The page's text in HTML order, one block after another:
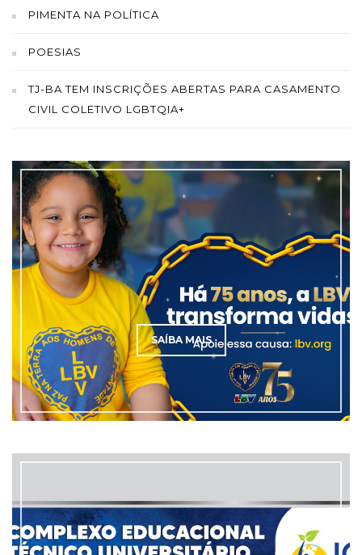
PIMENTA NA POLÍTICA
POESIAS
TJ-BA TEM INSCRIÇÕES ABERTAS PARA CASAMENTO
CIVIL COLETIVO LGBTQIA+
SAÍBA MAIS